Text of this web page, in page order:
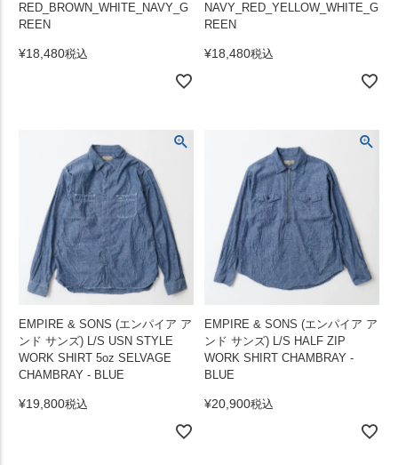
RED_BROWN_WHITE_NAVY_G
REEN
¥18,480税込
NAVY_RED_YELLOW_WHITE_G
REEN
¥18,480税込
EMPIRE & SONS (エンパイア ア
ンド サンズ) L/S USN STYLE
WORK SHIRT 5oz SELVAGE
CHAMBRAY - BLUE
¥19,800税込
EMPIRE & SONS (エンパイア ア
ンド サンズ) L/S HALF ZIP
WORK SHIRT CHAMBRAY -
BLUE
¥20,900税込